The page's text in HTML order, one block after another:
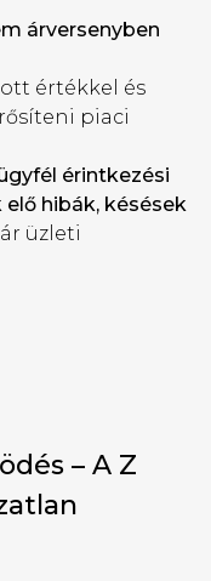
árversenyben
értékkel és
piaci
érintkezési
hibák, késések
üzleti
– A Z